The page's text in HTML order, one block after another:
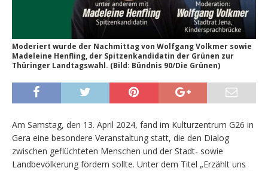
Moderiert wurde der Nachmittag von Wolfgang Volkmer sowie
Madeleine Henfling, der Spitzenkandidatin der Grünen zur
Thüringer Landtagswahl. (Bild: Bündnis 90/Die Grünen)
Am Samstag, den 13. April 2024, fand im Kulturzentrum G26 in
Gera eine besondere Veranstaltung statt, die den Dialog
zwischen geflüchteten Menschen und der Stadt- sowie
Landbevölkerung fördern sollte. Unter dem Titel „Erzählt uns